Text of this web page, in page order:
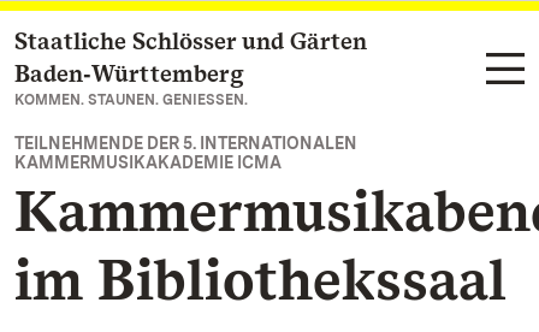
Zum Hauptinhalt springen
Staatliche Schlösser und Gärten
Baden‑Württemberg
KOMMEN. STAUNEN. GENIESSEN.
TEILNEHMENDE DER 5. INTERNATIONALEN
KAMMERMUSIKAKADEMIE ICMA
im Bibliothekssaal